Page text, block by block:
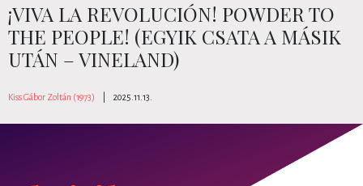
¡VIVA LA REVOLUCIÓN! POWDER TO
THE PEOPLE! (EGYIK CSATA A MÁSIK
UTÁN – VINELAND)
Kiss Gábor Zoltán (1973) 2025.11.13.